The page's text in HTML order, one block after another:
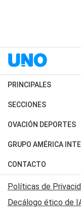
PRINCIPALES
Últimas Noticias
Política
Judiciales
Economia
SECCIONES
Horóscopo
Motores
Trucos caseros
Series y Películas
Edictos y Solicitadas
OVACIÓN DEPORTES
Fútbol
Mundial
Automovilismo
Rugby
GRUPO AMÉRICA
Canal 7 en Vivo
CONTACTO
Acerca de Nosotros
Contactanos
Políticas de
Decálogo ético de